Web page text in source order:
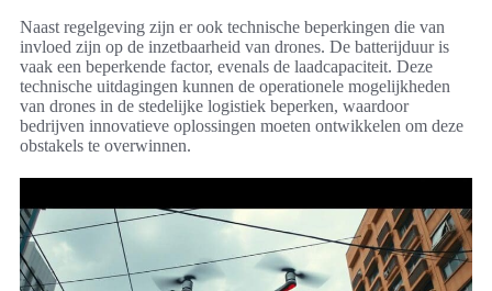
Naast regelgeving zijn er ook technische beperkingen die van
invloed zijn op de inzetbaarheid van drones. De batterijduur is
vaak een beperkende factor, evenals de laadcapaciteit. Deze
technische uitdagingen kunnen de operationele mogelijkheden
van drones in de stedelijke logistiek beperken, waardoor
bedrijven innovatieve oplossingen moeten ontwikkelen om deze
obstakels te overwinnen.